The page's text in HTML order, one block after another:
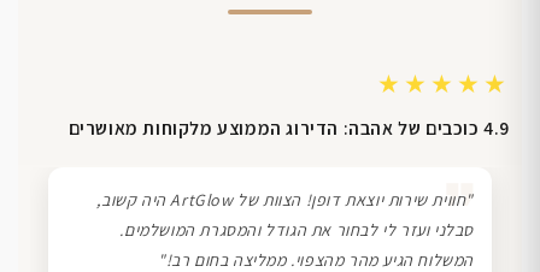
★★★★★
4.9 כוכבים של אהבה: הדירוג הממוצע מלקוחות מאושרים
❞
"חווית שירות יוצאת דופן! הצוות של ArtGlow היה קשוב,
סבלני ועזר לי לבחור את הגודל והמסגרת המושלמים.
המשלוח הגיע מהר מהצפוי. ממליצה בחום רב!"